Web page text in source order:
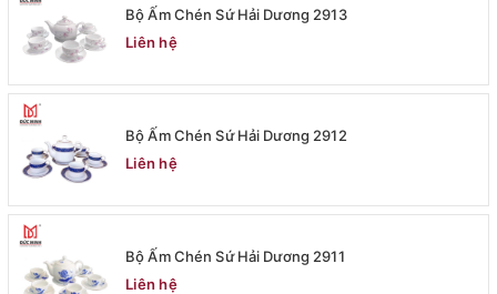
Bộ Ấm Chén Sứ Hải Dương 2913
Liên hệ
Bộ Ấm Chén Sứ Hải Dương 2912
Liên hệ
Bộ Ấm Chén Sứ Hải Dương 2911
Liên hệ